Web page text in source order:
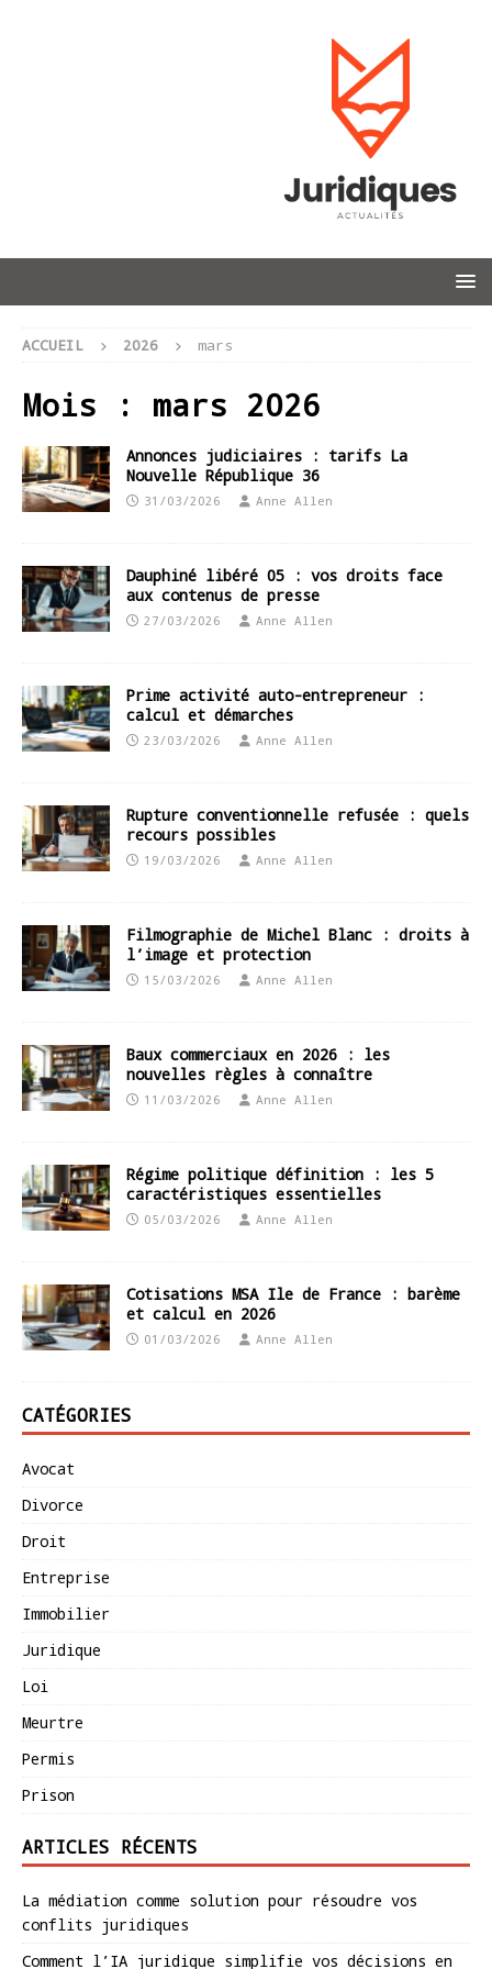
ACCUEIL 2026 mars
Mois : mars 2026
Annonces judiciaires : tarifs La
Nouvelle République 36
31/03/2026 Anne Allen
Dauphiné libéré 05 : vos droits face
aux contenus de presse
27/03/2026 Anne Allen
Prime activité auto-entrepreneur :
calcul et démarches
23/03/2026 Anne Allen
Rupture conventionnelle refusée : quels
recours possibles
19/03/2026 Anne Allen
Filmographie de Michel Blanc : droits à
l’image et protection
15/03/2026 Anne Allen
Baux commerciaux en 2026 : les
nouvelles règles à connaître
11/03/2026 Anne Allen
Régime politique définition : les 5
caractéristiques essentielles
05/03/2026 Anne Allen
Cotisations MSA Ile de France : barème
et calcul en 2026
01/03/2026 Anne Allen
CATÉGORIES
Avocat
Divorce
Droit
Entreprise
Immobilier
Juridique
Loi
Meurtre
Permis
Prison
ARTICLES RÉCENTS
La médiation comme solution pour résoudre vos
conflits juridiques
Comment l’IA juridique simplifie vos décisions en